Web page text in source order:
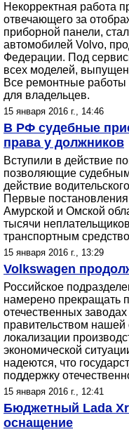
Некорректная работа
отвечающего за
приборной панели,
автомобилей Volvo,
Федерации. Под
всех моделей,
Все ремонтные работы
для владельцев.
15 января 2016 г., 14:46
В РФ судебные
права у должников
Вступили в действие
позволяющие
действие
Первые
Амурской и Омской
тысячи
транспортным
15 января 2016 г., 13:29
Volkswagen
Российское
намерено прекращать
отечественных
правительством
локализации
экономической
надеются, что
поддержку
15 января 2016 г., 12:41
Бюджетный Lada
оснащение